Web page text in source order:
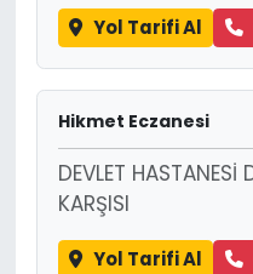
Yol Tarifi Al
Hikmet Eczanesi
DEVLET HASTANESİ
KARŞISI
Yol Tarifi Al